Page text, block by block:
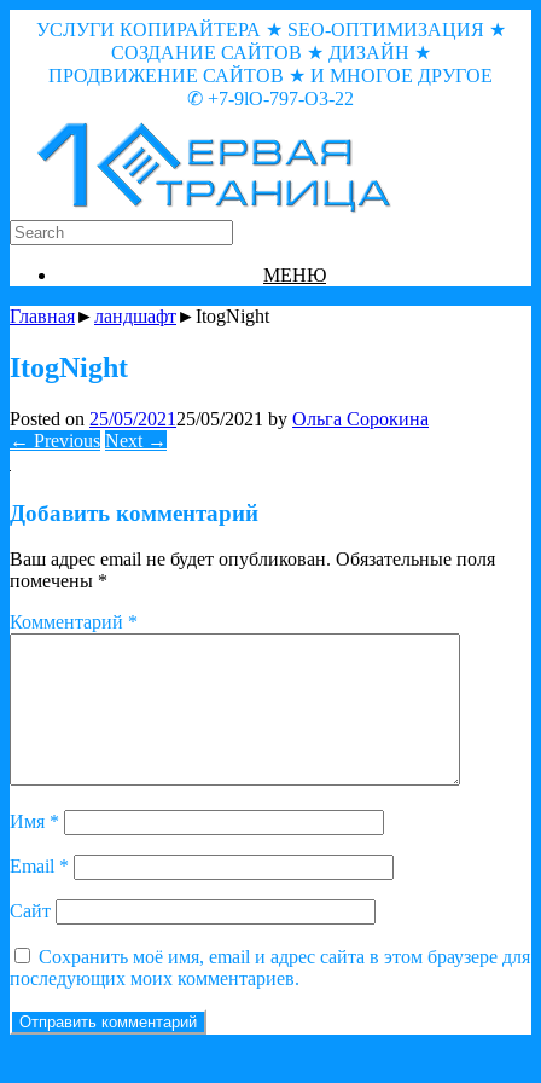
УСЛУГИ КОПИРАЙТЕРА ★ SEO-ОПТИМИЗАЦИЯ ★
СОЗДАНИЕ САЙТОВ ★ ДИЗАЙН ★
ПРОДВИЖЕНИЕ САЙТОВ ★ И МНОГОЕ ДРУГОЕ
✆ +7-9lO-797-O3-22
МЕНЮ
Главная►ландшафт►ItogNight
ItogNight
Posted on 25/05/2021 25/05/2021 by Ольга Сорокина
← Previous Next →
Добавить комментарий
Ваш адрес email не будет опубликован. Обязательные поля
помечены *
Комментарий *
Имя *
Email *
Сайт
Сохранить моё имя, email и адрес сайта в этом браузере для
последующих моих комментариев.